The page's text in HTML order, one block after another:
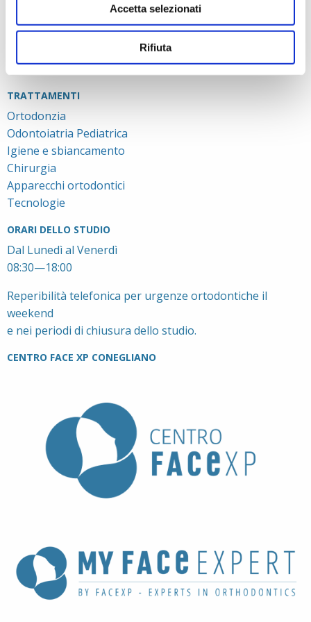
Accetta selezionati
Rifiuta
Staff Paramedico
Ambienti
TRATTAMENTI
Ortodonzia
Odontoiatria Pediatrica
Igiene e sbiancamento
Chirurgia
Apparecchi ortodontici
Tecnologie
ORARI DELLO STUDIO
Dal Lunedì al Venerdì
08:30—18:00
Reperibilità telefonica per urgenze ortodontiche il
weekend
e nei periodi di chiusura dello studio.
CENTRO FACE XP CONEGLIANO